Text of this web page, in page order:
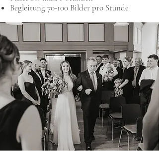
Begleitung 70-100 Bilder pro Stunde
249,00 €
Schreibt mir
Alle Preise inkl. MwSt.